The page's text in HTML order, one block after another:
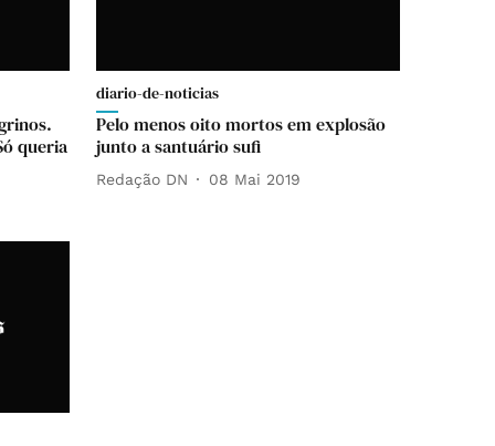
queria
diario-de-noticias
Pelo menos oito mortos em explosão
junto a santuário sufi
Redação DN 08 Mai 2019